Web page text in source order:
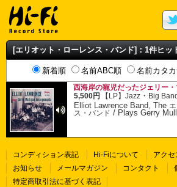
[エリオット・ローレンス・バンド]：1件ヒッ
新着順 名前ABC順 名前カタ
西海岸の寵児だったジェリー・
5,500円
【LP】Jazz ・ Big Band
Elliot Lawrence Band, The
ス・バンド / Plays Gerry
コンディション表記 Hi-Fiについて アクセ
お知らせ
メールマガジン コンタクト
特定商取引法に基づく表記